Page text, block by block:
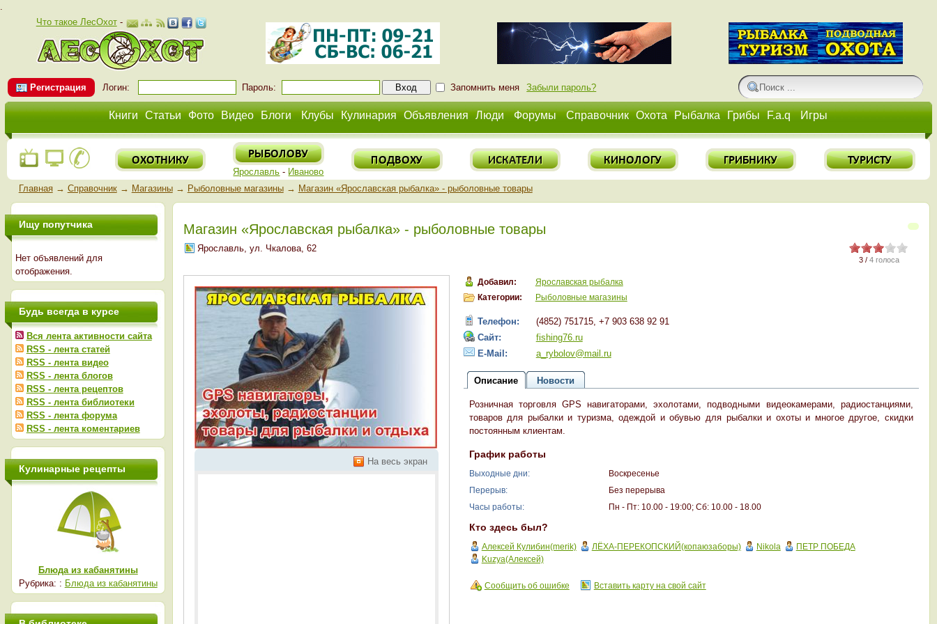
.
Что такое ЛесОхот-
Регистрация Логин: Пароль: Запомнить меня Забыли пароль?
Книги Статьи Фото Видео Блоги Клубы Кулинария Объявления Люди Форумы Справочник Охота Рыбалка Грибы F.a.q Игры
Ярославль - Иваново
Главная→ Справочник→ Магазины→ Рыболовные магазины→ Магазин «Ярославская рыбалка» - рыболовные товары
Магазин «Ярославская рыбалка» - рыболовные товары
3 / 4 голоса
Ярославль, ул. Чкалова, 62
На весь экран
Добавил:
Ярославская рыбалка
Категории:
Рыболовные магазины
Телефон:
(4852) 751715, +7 903 638 92 91
Сайт:
fishing76.ru
E-Mail:
a_rybolov@mail.ru
Описание Новости
Розничная торговля GPS навигаторами, эхолотами,подводными видеокамерами, радиостанциями,
товаров для рыбалки и туризма, одеждой и обувью для рыбалки и охоты и многое другое, скидки
постоянным клиентам.
График работы
Выходные дни:
Воскресенье
Перерыв:
Без перерыва
Часы работы:
Пн - Пт: 10.00 - 19:00; Сб: 10.00 - 18.00
Кто здесь был?
Алексей Кулибин(merik) ЛЁХА-ПЕРЕКОПСКИЙ(копаюзаборы) Nikola
ПЕТР ПОБЕДА
Kuzya(Алексей)
Сообщить об ошибке Вставить карту на свой сайт
Ищу попутчика
Нет объявлений для
отображения.
Будь всегда в курсе
Вся лента активности сайта
RSS - лента статей
RSS - лента видео
RSS - лента блогов
RSS - лента рецептов
RSS - лента библиотеки
RSS - лента форума
RSS - лента коментариев
Кулинарные рецепты
Блюда из кабанятины
Рубрика: : Блюда из кабанятины